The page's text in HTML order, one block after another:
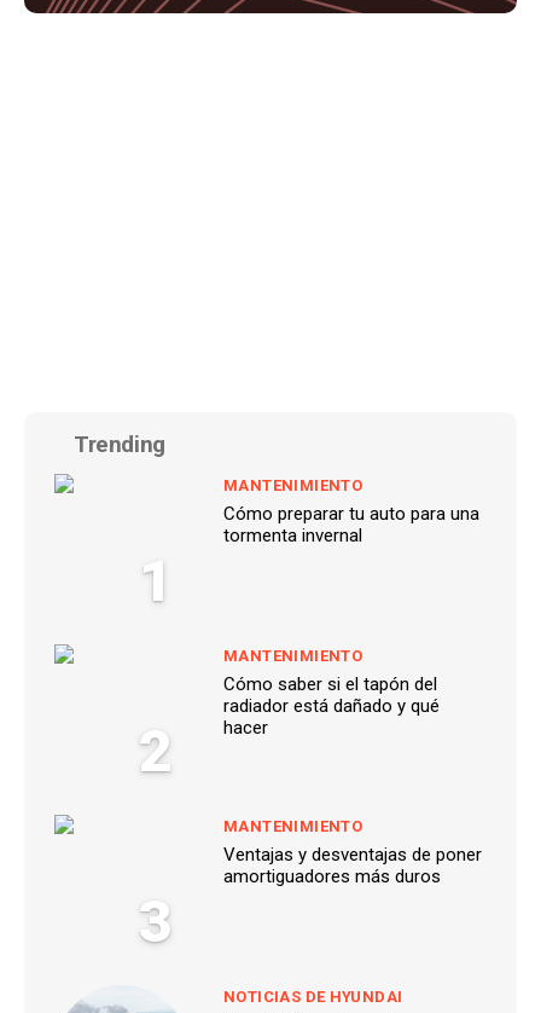
Trending
1
MANTENIMIENTO
Cómo preparar tu auto para una
tormenta invernal
2
MANTENIMIENTO
Cómo saber si el tapón del
radiador está dañado y qué
hacer
3
MANTENIMIENTO
Ventajas y desventajas de poner
amortiguadores más duros
NOTICIAS DE HYUNDAI